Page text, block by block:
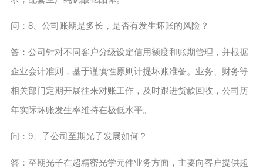
问：8、公司账期是多长，是否有发生坏账的风险？
答：公司针对不同客户分级设定信用额度和账期管理，并根据
企业会计准则，基于谨慎性原则计提坏账准备。业务、财务等
相关部门定期开展往来对账工作，及时跟进货款回收，公司历
年实际坏账发生率维持在极低水平。
问：9、子公司至期光子发展如何？
答：至期光子在超精密光学元件业务方面，主要向客户提供超